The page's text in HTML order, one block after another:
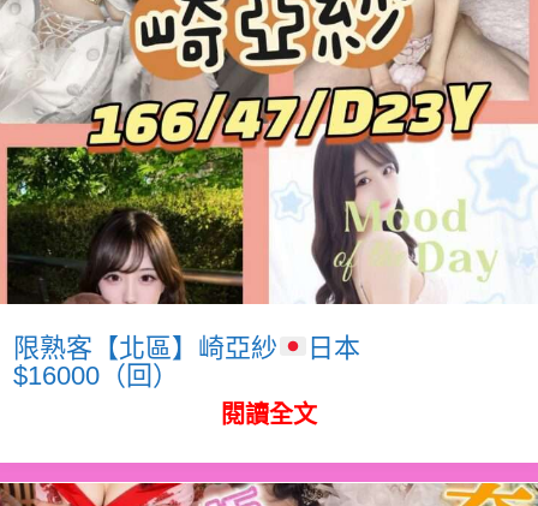
限熟客【北區】崎亞紗
日本
$16000（回）
閱讀全文